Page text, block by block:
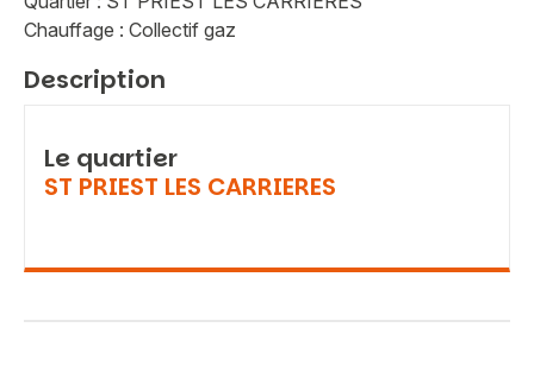
Chauffage : Collectif gaz
Description
Le quartier
ST PRIEST LES CARRIERES